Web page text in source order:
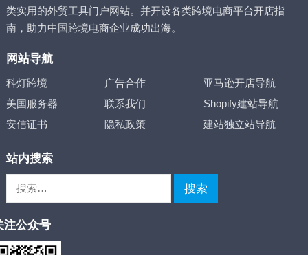
类实用的外贸工具门户网站。并开设各类跨境电商平台开店指
南，助力中国跨境电商企业成功出海。
网站导航
科灯跨境 广告合作
亚马逊开店导航
美国服务器
联系我们
Shopify建站导航
安信证书
隐私政策 建站独立站导航
站内搜索
注公众号